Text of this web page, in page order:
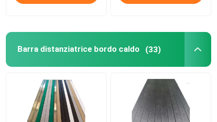
Barra distanziatrice bordo caldo (33)